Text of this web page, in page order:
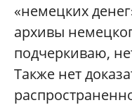
«немецких
архивы
подчеркиваю,
Также нет